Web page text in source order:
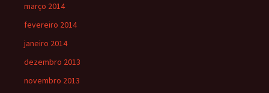
março 2014
fevereiro 2014
janeiro 2014
dezembro 2013
novembro 2013